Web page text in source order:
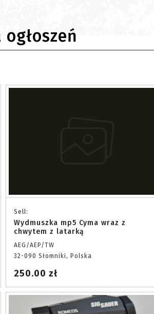
Sell:
Wydmuszka mp5 Cyma wraz z
chwytem z latarką
AEG/AEP/TW
32-090 Słomniki, Polska
250.00 zł